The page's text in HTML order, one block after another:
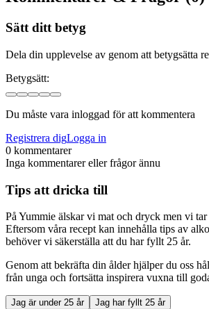
Sätt ditt betyg
Dela din upplevelse av genom att betygsätta
Betygsätt:
Du måste vara inloggad för att kommentera
Registrera digLogga in
0 kommentarer
Inga kommentarer eller frågor ännu
Tips att dricka till
På Yummie älskar vi mat och dryck men vi tar
Eftersom våra recept kan innehålla tips av
behöver vi säkerställa att du har fyllt 25 år.
Genom att bekräfta din ålder hjälper du oss
från unga och fortsätta inspirera vuxna till
Jag är under 25 år Jag har fyllt 25 år